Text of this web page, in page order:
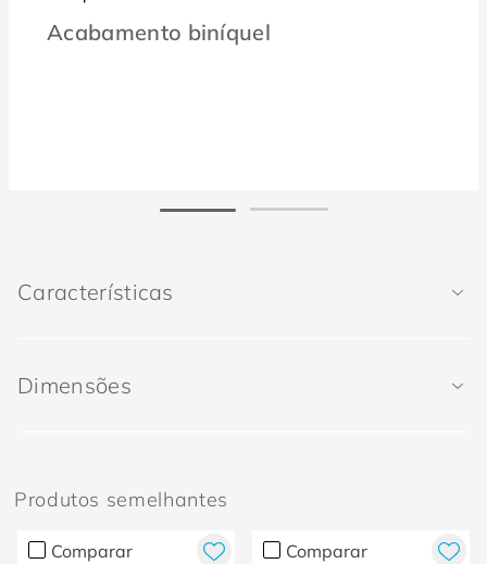
Acabamento biníquel
Características
Dimensões
Produtos semelhantes
Comparar Comparar